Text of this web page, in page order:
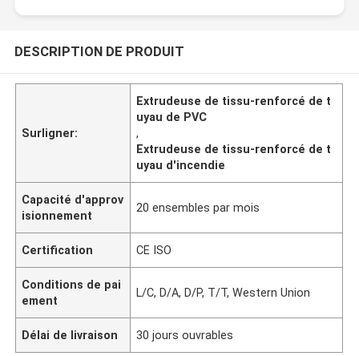
DESCRIPTION DE PRODUIT
Surligner:
Extrudeuse de tissu-renforcé de t
uyau de PVC
,
Extrudeuse de tissu-renforcé de t
uyau d'incendie
Capacité d'approv
isionnement
20 ensembles par mois
Certification CE ISO
Conditions de pai
ement
L/C, D/A, D/P, T/T, Western Union
Délai de livraison 30 jours ouvrables